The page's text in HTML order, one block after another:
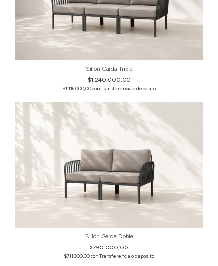
Sillón Garda Triple
$1.240.000,00
$1.116.000,00conTransferencia o depósito
Sillón Garda Doble
$790.000,00
$711.000,00conTransferencia o depósito